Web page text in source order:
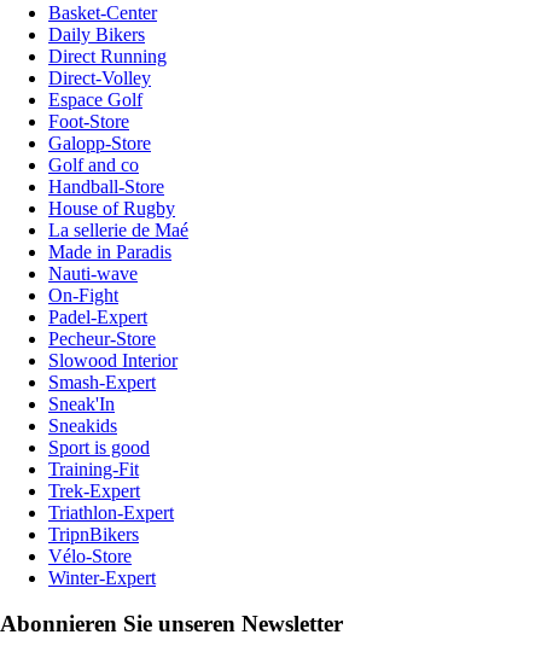
Basket-Center
Daily Bikers
Direct Running
Direct-Volley
Espace Golf
Foot-Store
Galopp-Store
Golf and co
Handball-Store
House of Rugby
La sellerie de Maé
Made in Paradis
Nauti-wave
On-Fight
Padel-Expert
Pecheur-Store
Slowood Interior
Smash-Expert
Sneak'In
Sneakids
Sport is good
Training-Fit
Trek-Expert
Triathlon-Expert
TripnBikers
Vélo-Store
Winter-Expert
Abonnieren Sie unseren Newsletter